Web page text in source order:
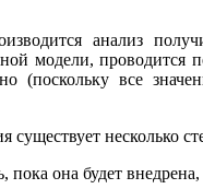
анализ
модели,
(поскольку все
несколько
она будет